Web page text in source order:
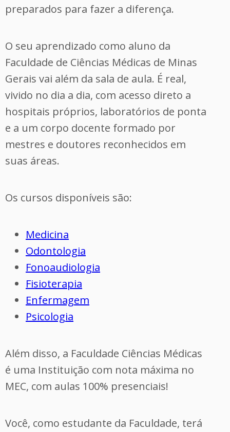
preparados para fazer a diferença.
O seu aprendizado como aluno da
Faculdade de Ciências Médicas de Minas
Gerais vai além da sala de aula. É real,
vivido no dia a dia, com acesso direto a
hospitais próprios, laboratórios de ponta
e a um corpo docente formado por
mestres e doutores reconhecidos em
suas áreas.
Os cursos disponíveis são:
Medicina
Odontologia
Fonoaudiologia
Fisioterapia
Enfermagem
Psicologia
Além disso, a Faculdade Ciências Médicas
é uma Instituição com nota máxima no
MEC, com aulas 100% presenciais!
Você, como estudante da Faculdade, terá